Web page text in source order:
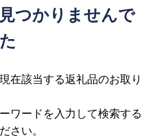
つかりませんで
在該当する返礼品のお取り
ワードを入力して検索する
さい。